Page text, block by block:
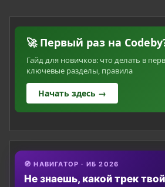
🚀 Первый раз на
Гайд для новичков: что делать в
ключевые разделы, правила
Начать здесь →
🧭 НАВИГАТОР · ИБ 2026
Не знаешь, какой трек